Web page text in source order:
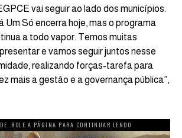
vai seguir ao lado dos municípios.
Um Só encerra hoje, mas o programa
a todo vapor. Temos muitas
e vamos seguir juntos nesse
realizando forças-tarefa para
mais a gestão e a governança pública”,
ROLE A PÁGINA PARA CONTINUAR LENDO